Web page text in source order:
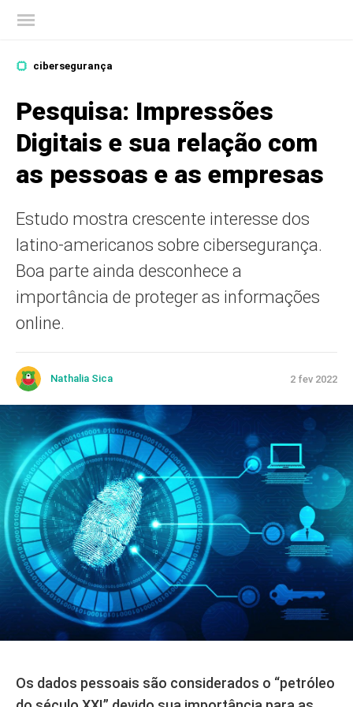
cibersegurança
Pesquisa: Impressões
Digitais e sua relação com
as pessoas e as empresas
Estudo mostra crescente interesse dos
latino-americanos sobre cibersegurança.
Boa parte ainda desconhece a
importância de proteger as informações
online.
Nathalia Sica 2 fev 2022
Os dados pessoais são considerados o “petróleo